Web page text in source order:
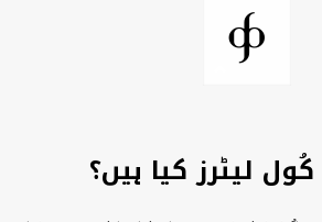
ჶ
لیٹرز کیا ہیں؟